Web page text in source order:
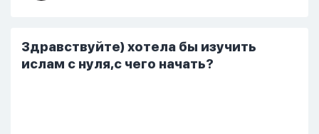
жизнь. Моя единственная цель -
прожить эту жизнь хорошо.
Здравствуйте) хотела бы изучить
ислам с нуля,с чего начать?